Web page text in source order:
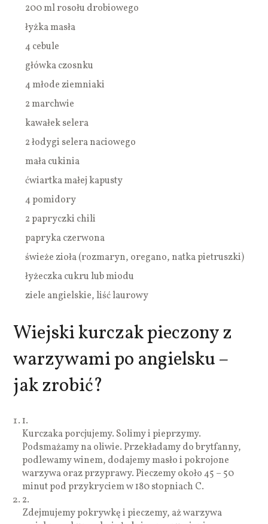
200 ml rosołu drobiowego
łyżka masła
4 cebule
główka czosnku
4 młode ziemniaki
2 marchwie
kawałek selera
2 łodygi selera naciowego
mała cukinia
ćwiartka małej kapusty
4 pomidory
2 papryczki chili
papryka czerwona
świeże zioła (rozmaryn, oregano, natka pietruszki)
łyżeczka cukru lub miodu
ziele angielskie, liść laurowy
Wiejski kurczak pieczony z
warzywami po angielsku –
jak zrobić?
1.
Kurczaka porcjujemy. Solimy i pieprzymy.
Podsmażamy na oliwie. Przekładamy do brytfanny,
podlewamy winem, dodajemy masło i pokrojone
warzywa oraz przyprawy. Pieczemy około 45 – 50
minut pod przykryciem w 180 stopniach C.
2.
Zdejmujemy pokrywkę i pieczemy, aż warzywa